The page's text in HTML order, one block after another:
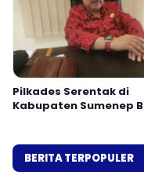
Pilkades Serentak di
Kabupaten Sumenep
BERITA TERPOPULER